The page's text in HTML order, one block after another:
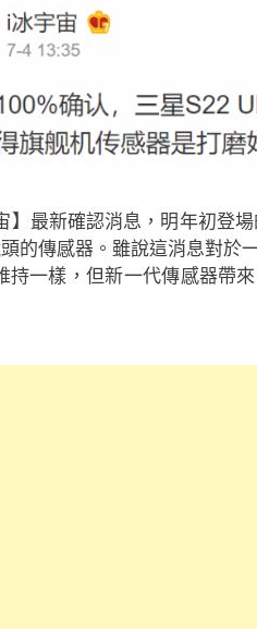
最新確認消息，明年初登場
的傳感器。雖說這消息對於
一樣，但新一代傳感器帶